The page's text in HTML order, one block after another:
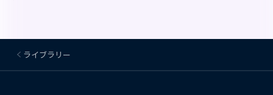
ライブラリー